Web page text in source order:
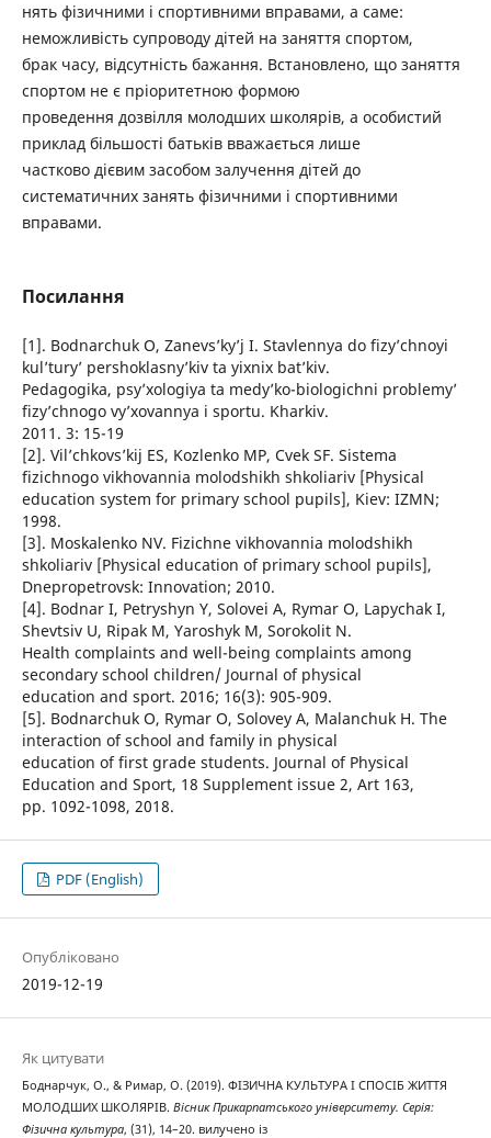
нять фізичними і спортивними вправами, а саме:
неможливість супроводу дітей на заняття спортом,
брак часу, відсутність бажання. Встановлено, що заняття
спортом не є пріоритетною формою
проведення дозвілля молодших школярів, а особистий
приклад більшості батьків вважається лише
частково дієвим засобом залучення дітей до
систематичних занять фізичними і спортивними
вправами.
Посилання
[1]. Bodnarchuk O, Zanevs’ky’j I. Stavlennya do fizy’chnoyi
kul’tury’ pershoklasny’kiv ta yixnix bat’kiv.
Pedagogika, psy’xologiya ta medy’ko-biologichni problemy’
fizy’chnogo vy’xovannya i sportu. Kharkiv.
2011. 3: 15-19
[2]. Vil’chkovs’kij ES, Kozlenko MP, Cvek SF. Sistema
fizichnogo vikhovannia molodshikh shkoliariv [Physical
education system for primary school pupils], Kiev: IZMN;
1998.
[3]. Moskalenko NV. Fizichne vikhovannia molodshikh
shkoliariv [Physical education of primary school pupils],
Dnepropetrovsk: Innovation; 2010.
[4]. Bodnar I, Petryshyn Y, Solovei A, Rymar O, Lapychak I,
Shevtsiv U, Ripak M, Yaroshyk M, Sorokolit N.
Health complaints and well-being complaints among
secondary school children/ Journal of physical
education and sport. 2016; 16(3): 905-909.
[5]. Bodnarchuk O, Rymar O, Solovey A, Malanchuk H. The
interaction of school and family in physical
education of first grade students. Journal of Physical
Education and Sport, 18 Supplement issue 2, Art 163,
pp. 1092-1098, 2018.
PDF (English)
Опубліковано
2019-12-19
Як цитувати
Боднарчук, О., & Римар, О. (2019). ФІЗИЧНА КУЛЬТУРА І СПОСІБ ЖИТТЯ
МОЛОДШИХ ШКОЛЯРІВ. Вісник Прикарпатського університету. Серія:
Фізична культура, (31), 14–20. вилучено із